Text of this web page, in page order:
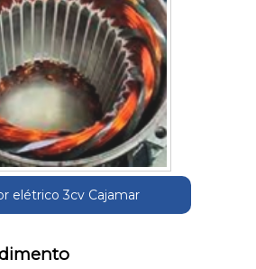
elétrico 3cv Cajamar